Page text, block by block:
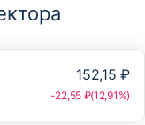
152,15 ₽
-22,55 ₽(12,91%)